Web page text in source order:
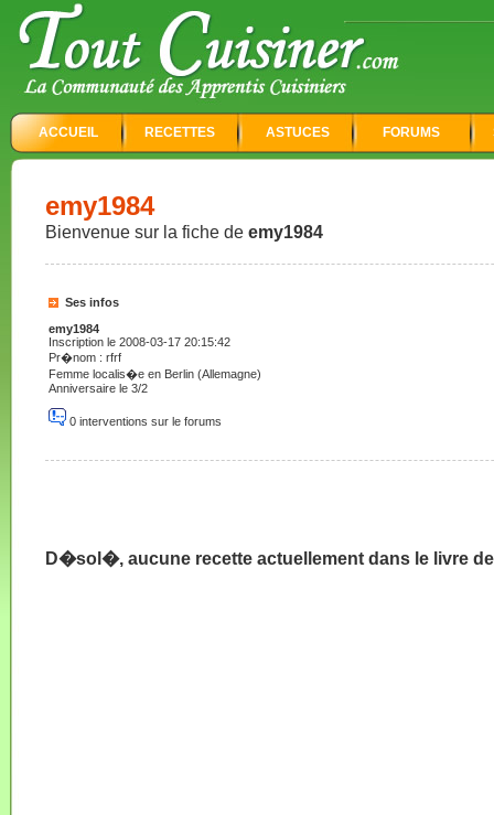
ACCUEIL RECETTES ASTUCES FORUMS
emy1984
Bienvenue sur la fiche de emy1984
Ses infos
emy1984
Inscription le 2008-03-17 20:15:42
Pr�nom : rfrf
Femme localis�e en Berlin (Allemagne)
Anniversaire le 3/2
0 interventions sur le forums
D�sol�, aucune recette actuellement dans le livre